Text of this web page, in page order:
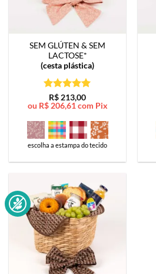
SEM GLÚTEN & SEM
LACTOSE*
(cesta plástica)
Avaliação5
de 5
R$ 213,00
ou R$206,61 com Pix
escolha a estampa do tecido